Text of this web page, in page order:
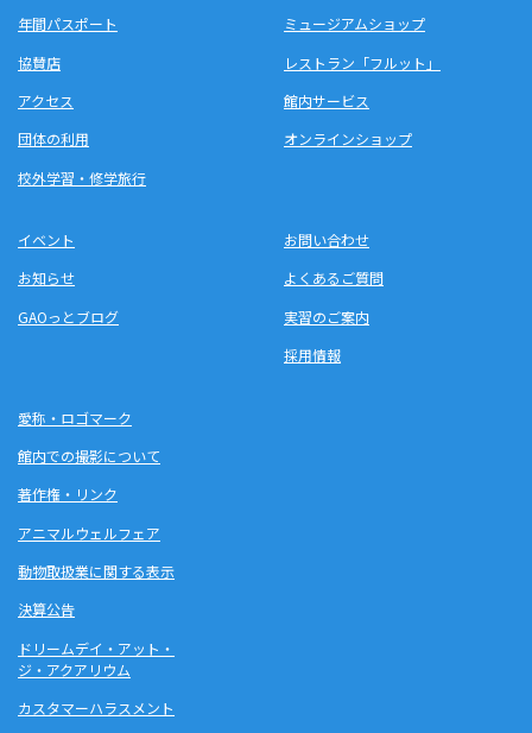
年間パスポート
協賛店
アクセス
団体の利用
校外学習・修学旅行
ミュージアムショップ
レストラン「フルット」
館内サービス
オンラインショップ
イベント
お知らせ
GAOっとブログ
お問い合わせ
よくあるご質問
実習のご案内
採用情報
愛称・ロゴマーク
館内での撮影について
著作権・リンク
アニマルウェルフェア
動物取扱業に関する表示
決算公告
ドリームデイ・アット・
ジ・アクアリウム
カスタマーハラスメント